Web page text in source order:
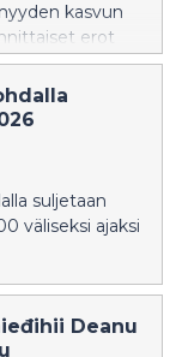
kasvun
erot
suljetaan
väliseksi ajaksi
Deanu